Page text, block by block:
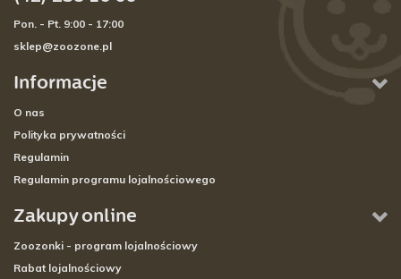
Informacje
O nas
Polityka prywatności
Regulamin
Regulamin programu lojalnościowego
Zakupy online
Zoozonki - program lojalnościowy
Rabat lojalnościowy
Pon. - Pt. 9:00 - 17:00
sklep@zoozone.pl